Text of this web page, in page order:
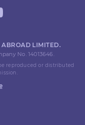
LIMITED.
No. 14013646.
reproduced or distributed